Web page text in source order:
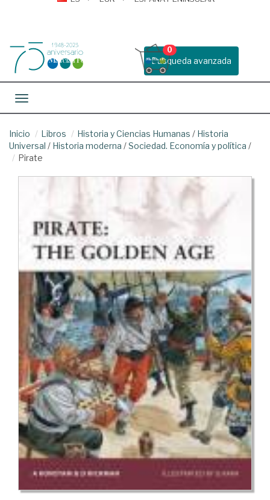
Busqueda avanzada
0
Toggle navigation
Inicio Libros Historia y Ciencias Humanas / Historia
Universal / Historia moderna /Sociedad. Economía y política /
Pirate